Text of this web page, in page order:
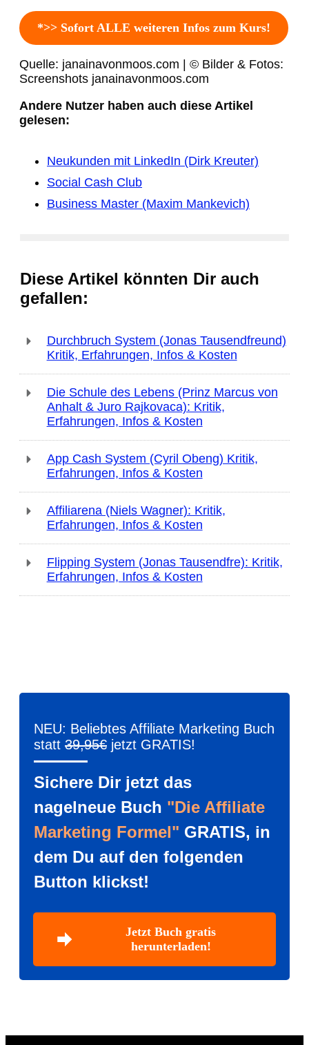
*>> Sofort ALLE weiteren Infos zum Kurs!
Quelle: janainavonmoos.com | © Bilder & Fotos:
Screenshots janainavonmoos.com
Andere Nutzer haben auch diese Artikel
gelesen:
Neukunden mit LinkedIn (Dirk Kreuter)
Social Cash Club
Business Master (Maxim Mankevich)
Diese Artikel könnten Dir auch
gefallen:
Durchbruch System (Jonas Tausendfreund)
Kritik, Erfahrungen, Infos & Kosten
Die Schule des Lebens (Prinz Marcus von
Anhalt & Juro Rajkovaca): Kritik,
Erfahrungen, Infos & Kosten
App Cash System (Cyril Obeng) Kritik,
Erfahrungen, Infos & Kosten
Affiliarena (Niels Wagner): Kritik,
Erfahrungen, Infos & Kosten
Flipping System (Jonas Tausendfre): Kritik,
Erfahrungen, Infos & Kosten
NEU: Beliebtes Affiliate Marketing Buch
statt 39,95€ jetzt GRATIS!
Sichere Dir jetzt das
nagelneue Buch "Die Affiliate
Marketing Formel" GRATIS, in
dem Du auf den folgenden
Button klickst!
Jetzt Buch gratis
herunterladen!